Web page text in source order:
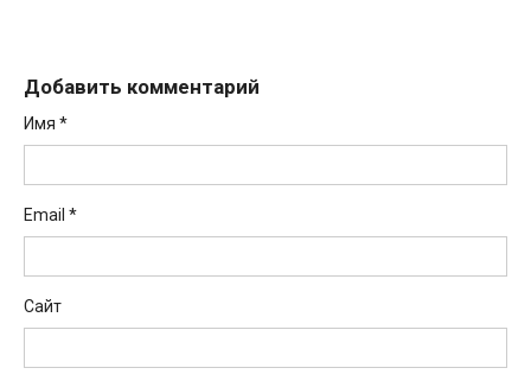
Добавить комментарий
Имя *
Email *
Сайт